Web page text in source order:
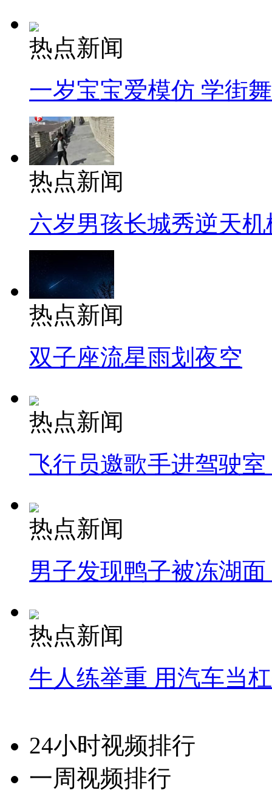
热点新闻
一岁宝宝爱模仿 学街
热点新闻
六岁男孩长城秀逆天机
热点新闻
双子座流星雨划夜空
热点新闻
飞行员邀歌手进驾驶
热点新闻
男子发现鸭子被冻湖
热点新闻
牛人练举重 用汽车当
24小时视频排行
一周视频排行